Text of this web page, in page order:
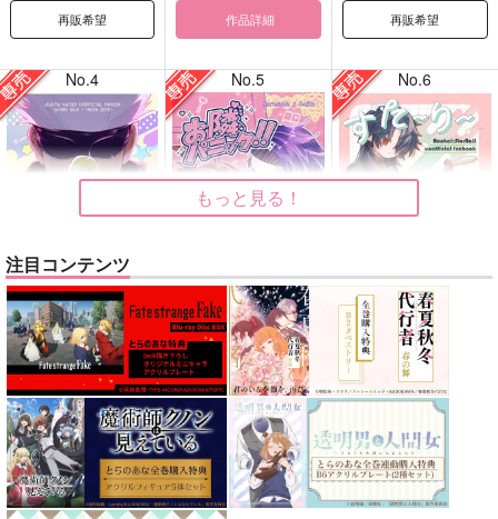
再販希望 作品詳細 再販希望
No.4
どうぞ、しばしの戯れ
を！
はたけおこし
専売 629円 （税込）
呪術廻戦
五条悟×禪院直哉
サンプル
No.5
お隣パニック!!
キャロル
専売 1,100円（税込）
その他
カラスバ×セイカ
サンプル
No.6
すたーりーきゃっとう
ぉーく
妄想消しごむハンコ
専売 440円 （税込）
崩壊：スターレイル
刃
景元
サンプル
もっと見る！
注目コンテンツ